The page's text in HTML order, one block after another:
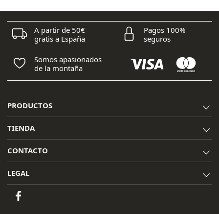
17,50 €.14,85 €.
A partir de 50€
gratis a España
Pagos 100%
seguros
Somos apasionados
de la montaña
PRODUCTOS
TIENDA
CONTACTO
LEGAL